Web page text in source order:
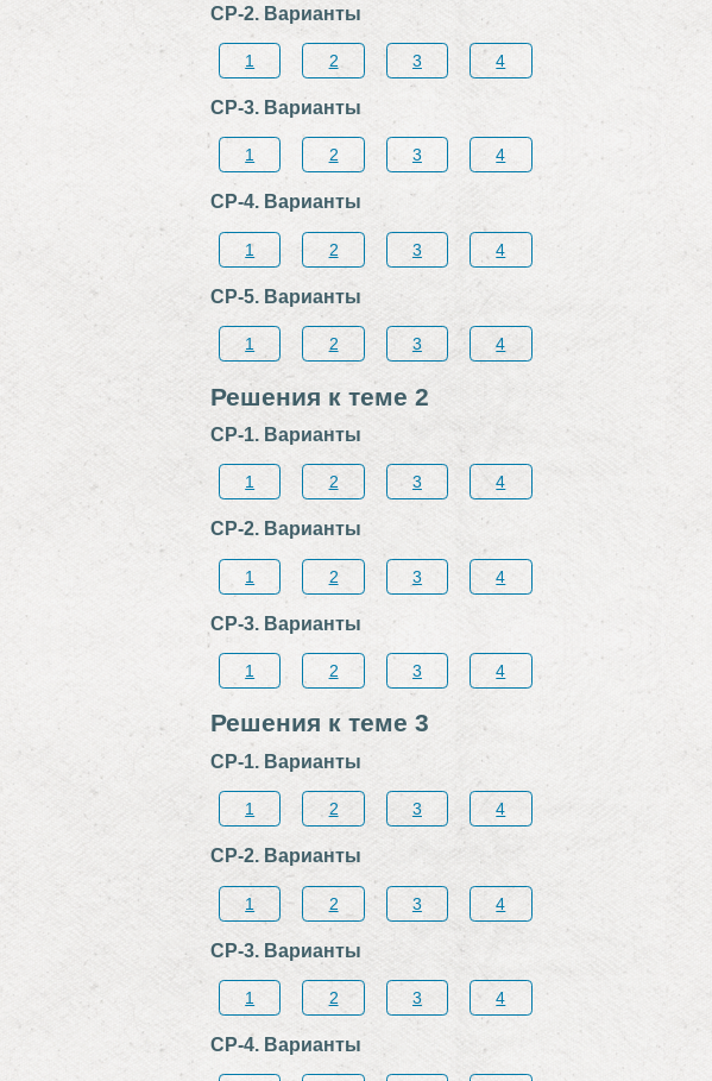
СР-2. Варианты
1 2 3 4
СР-3. Варианты
1 2 3 4
СР-4. Варианты
1 2 3 4
СР-5. Варианты
1 2 3 4
Решения к теме 2
СР-1. Варианты
1 2 3 4
СР-2. Варианты
1 2 3 4
СР-3. Варианты
1 2 3 4
Решения к теме 3
СР-1. Варианты
1 2 3 4
СР-2. Варианты
1 2 3 4
СР-3. Варианты
1 2 3 4
СР-4. Варианты